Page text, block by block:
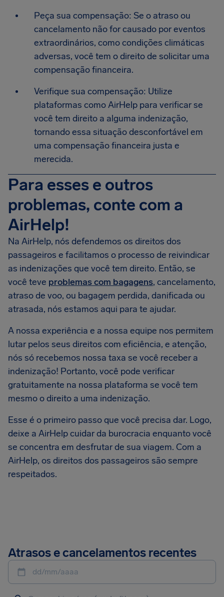
Peça sua compensação: Se o atraso ou
cancelamento não for causado por eventos
extraordinários, como condições climáticas
adversas, você tem o direito de solicitar uma
compensação financeira.
Verifique sua compensação: Utilize
plataformas como AirHelp para verificar se
você tem direito a alguma indenização,
tornando essa situação desconfortável em
uma compensação financeira justa e
merecida.
Para esses e outros
problemas, conte com a
AirHelp!
Na AirHelp, nós defendemos os direitos dos
passageiros e facilitamos o processo de reivindicar
as indenizações que você tem direito. Então, se
você teve problemas com bagagens, cancelamento,
atraso de voo, ou bagagem perdida, danificada ou
atrasada, nós estamos aqui para te ajudar.
A nossa experiência e a nossa equipe nos permitem
lutar pelos seus direitos com eficiência, e atenção,
nós só recebemos nossa taxa se você receber a
indenização! Portanto, você pode verificar
gratuitamente na nossa plataforma se você tem
mesmo o direito a uma indenização.
Esse é o primeiro passo que você precisa dar. Logo,
deixe a AirHelp cuidar da burocracia enquanto você
se concentra em desfrutar de sua viagem. Com a
AirHelp, os direitos dos passageiros são sempre
respeitados.
Atrasos e cancelamentos recentes
dd/mm/aaaa